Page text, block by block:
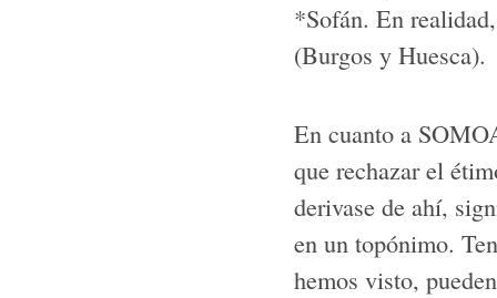
*Sofán. En
(Burgos y Huesca).
En cuanto a
que rechazar el
derivase de ahí,
en un topónimo.
hemos visto,